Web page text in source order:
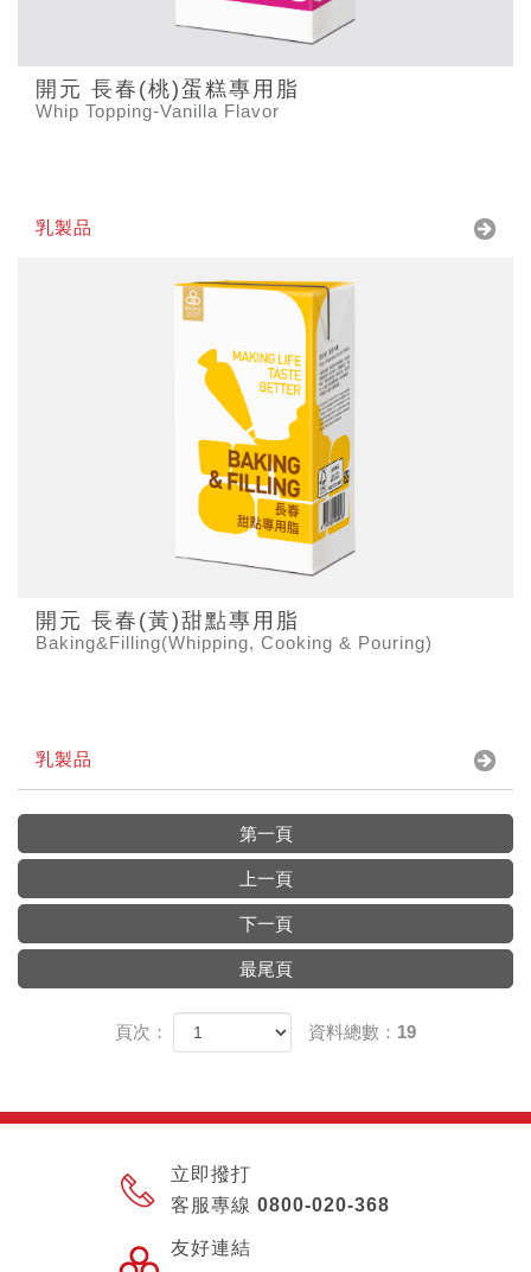
開元 長春(桃)蛋糕專用脂
Whip Topping-Vanilla Flavor
乳製品
開元 長春(黃)甜點專用脂
Baking&Filling(Whipping, Cooking & Pouring)
乳製品
第一頁
上一頁
下一頁
最尾頁
頁次： 資料總數：19
立即撥打
客服專線 0800-020-368
友好連結